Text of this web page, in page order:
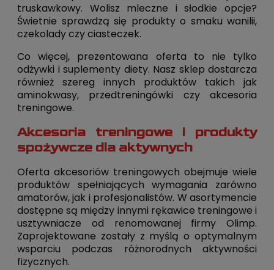
truskawkowy. Wolisz mleczne i słodkie opcje?
Świetnie sprawdzą się produkty o smaku wanilii,
czekolady czy ciasteczek.
Co więcej, prezentowana oferta to nie tylko
odżywki i suplementy diety. Nasz sklep dostarcza
również szereg innych produktów takich jak
aminokwasy, przedtreningówki czy akcesoria
treningowe.
Akcesoria treningowe i produkty
spożywcze dla aktywnych
Oferta akcesoriów treningowych obejmuje wiele
produktów spełniających wymagania zarówno
amatorów, jak i profesjonalistów. W asortymencie
dostępne są między innymi rękawice treningowe i
usztywniacze od renomowanej firmy Olimp.
Zaprojektowane zostały z myślą o optymalnym
wsparciu podczas różnorodnych aktywności
fizycznych.